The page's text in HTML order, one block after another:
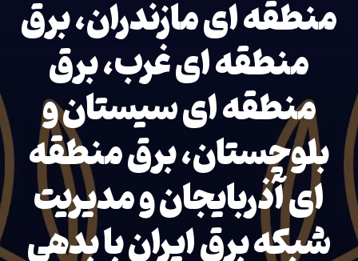
منطقه ای مازندران، برق
منطقه ای غرب، برق
منطقه ای سیستان و
بلوچستان، برق منطقه
ای آذربایجان و مدیریت
شبکه برق ایران با بدهی